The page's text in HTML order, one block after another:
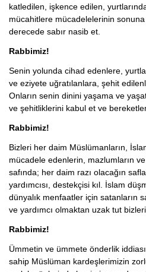
katledilen, işkence edilen,
mücahitlere mücadelelerinin
derecede sabır nasib et.
Rabbimiz!
Senin yolunda cihad edenlere,
ve eziyete uğratılanlara, şehit
Onların senin dinini yaşama ve
ve şehitliklerini kabul et ve
Rabbimiz!
Bizleri her daim Müslümanların,
mücadele edenlerin, mazlumların
safında; her daim razı olacağın
yardımcısı, destekçisi kıl. İslam
dünyalık menfaatler için satanların
ve yardımcı olmaktan uzak tut bizleri.
Rabbimiz!
Ümmetin ve ümmete önderlik
sahip Müslüman kardeşlerimizin